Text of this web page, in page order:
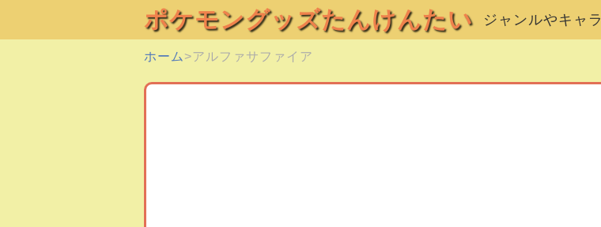
ポケモングッズたんけんたい ジャンルやキャ
ホーム アルファサファイア